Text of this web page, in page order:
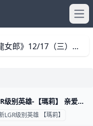
《龍女郎》12/17（三）维护 各位玩家， 我们将于2025年12月17日(三) 10:00 GMT+8 进行维护更新， 预计于12:00 GMT+8完成维护过程，请耐心等候。 期间玩家将无法登入及进行
《腥城》5/1（五）全新LGR级别英雄-【瑪莉】 亲爱的玩家您好： 全新英雄【玛莉】正式降临《腥城》! 开始时间 2026/5/01 00:00 结束时间 2026/5/15 23:59 新内容 1.更新LGR英雄-【玛莉】 2.更新LGR英雄-【玛莉】限定
LGR级别英雄 【瑪莉】